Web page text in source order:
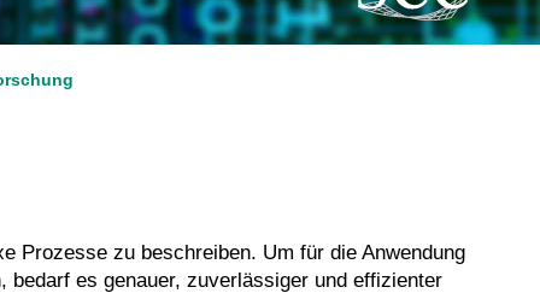
Prozesse zu beschreiben. Um für die Anwendung
bedarf es genauer, zuverlässiger und effizienter